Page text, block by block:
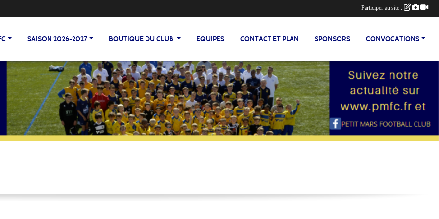
SAISON 2026-2027 BOUTIQUE DU CLUB EQUIPES CONTACT ET PLAN SPONSORS CONVOCATIONS
Participer au site :